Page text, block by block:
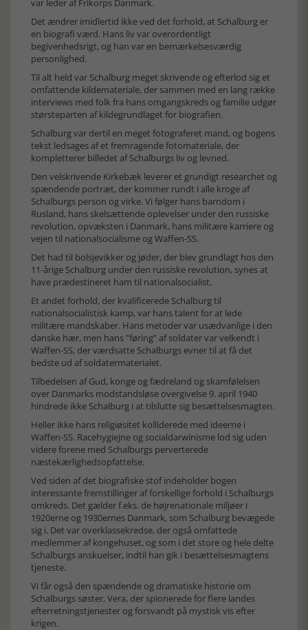
var leder af Frikorps Danmark.
Det ændrer imidlertid ikke ved det forhold, at Schalburg er
en biografi værd. Hans liv var overordentligt
begivenhedsrigt, og han var en bemærkelsesværdig
personlighed.
Til alt held var Schalburg meget skrivende og efterlod sig et
omfattende kildemateriale, der sammen med en lang række
interviews med folk fra hans omgangskreds og familie udgør
størsteparten af kildegrundlaget for biografien.
Schalburg var dertil en meget fotograferet mand, og bogens
tekst ledsages af et fremragende fotomateriale, der
kompletterer billedet af Schalburgs liv og levned.
Den velskrivende Kirkebæk leverer et grundigt researchet og
spændende portræt, der kommer rundt i alle kroge af
Schalburgs person og virke. Vi følger hans barndom i
Rusland, hans skelsættende oplevelser under den russiske
revolution, opvæksten i Danmark, hans militære karriere og
vejen til nationalsocialisme og Waffen-SS.
Det had til bolsjevikker og jøder, der blev grundlagt hos den
11-årige Schalburg under den russiske revolution, synes at
have prædestineret ham til nationalsocialist.
Et andet forhold, der kvalificerede Schalburg til
nationalsocialistisk kamp, var hans talent for at lede
militære mandskaber. Hans metoder var usædvanlige i den
danske hær, men hans ”føring” af soldater var velkendt i
Waffen-SS, der værdsatte Schalburgs evner til at få det
bedste ud af soldatermaterialet.
Tilbedelsen af Gud, konge og fædreland og skamfølelsen
over Danmarks modstandsløse overgivelse 9. april 1940
hindrede ikke Schalburg i at tilslutte sig besættelsesmagten.
Heller ikke hans religiøsitet kolliderede med ideerne i
Waffen-SS. Racehygiejne og socialdarwinisme lod sig uden
videre forene med Schalburgs perverterede
næstekærlighedsopfattelse.
Ved siden af det biografiske stof indeholder bogen
interessante fremstillinger af forskellige forhold i Schalburgs
omkreds. Det gælder f.eks. de højrenationale miljøer i
1920erne og 1930ernes Danmark, som Schalburg bevægede
sig i. Det var overklassekredse, der også omfattede
medlemmer af kongehuset, og som i det store og hele delte
Schalburgs anskuelser, indtil han gik i besættelsesmagtens
tjeneste.
Vi får også den spændende og dramatiske historie om
Schalburgs søster, Vera, der spionerede for flere landes
efterretningstjenester og forsvandt på mystisk vis efter
krigen.